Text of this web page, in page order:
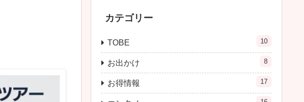
カテゴリー
TOBE 10
お出かけ 8
お得情報 17